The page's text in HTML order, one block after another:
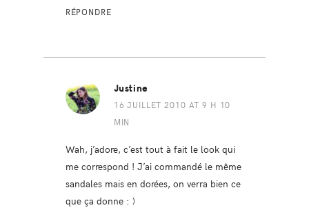
RÉPONDRE
Justine
16 JUILLET 2010 AT 9 H 10
MIN
Wah, j’adore, c’est tout à fait le look qui
me correspond ! J’ai commandé le même
sandales mais en dorées, on verra bien ce
que ça donne : )